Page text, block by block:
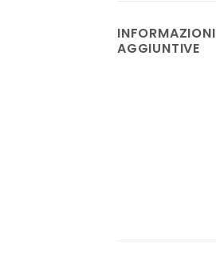
INFORMAZIONI
AGGIUNTIVE